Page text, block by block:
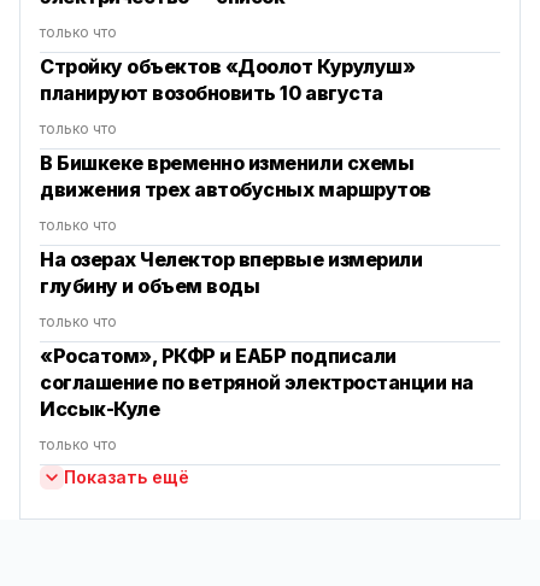
только что
Стройку объектов «Доолот Курулуш»
планируют возобновить 10 августа
только что
В Бишкеке временно изменили схемы
движения трех автобусных маршрутов
только что
На озерах Челектор впервые измерили
глубину и объем воды
только что
«Росатом», РКФР и ЕАБР подписали
соглашение по ветряной электростанции на
Иссык-Куле
только что
Показать ещё